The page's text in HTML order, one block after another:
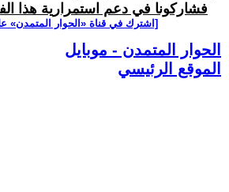
فشاركونا في دعم استمرارية هذا
[اشترك في قناة ‫«الحوار المتمدن»
الحوار المتمدن - موبايل
الموقع الرئيسي